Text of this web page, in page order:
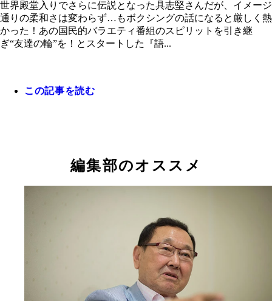
ると厳しく熱かった！
世界殿堂入りでさらに伝説となった具志堅さんだが、イメージ
通りの柔和さは変わらず…もボクシングの話になると厳しく熱
かった！あの国民的バラエティ番組のスピリットを引き継
ぎ“友達の輪”を！とスタートした『語...
この記事を読む
編集部のオススメ